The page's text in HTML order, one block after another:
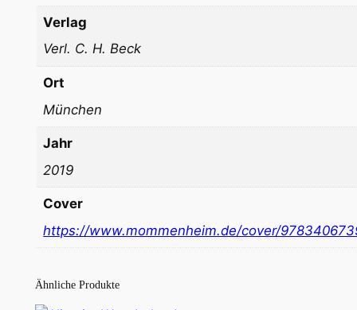
Verlag
Verl. C. H. Beck
Ort
München
Jahr
2019
Cover
https://www.mommenheim.de/cover/
Ähnliche Produkte